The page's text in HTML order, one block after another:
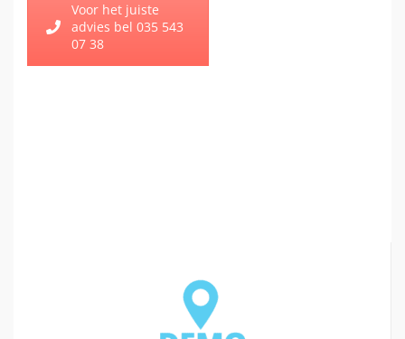
Voor het juiste
advies bel 035 543
07 38